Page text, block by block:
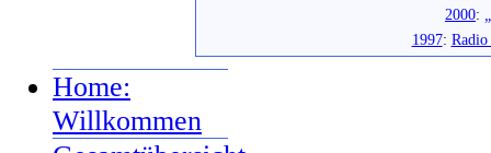
2000:
1997:
Home:
Willkommen